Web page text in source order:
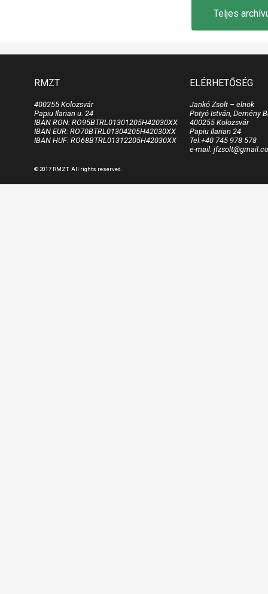
Teljes
RMZT
400255 Kolozsvár
Papiu Ilarian u. 24
IBAN RON: RO95BTRL01301205H42030XX
IBAN EUR: RO70BTRL01304205H42030XX
IBAN HUF: RO68BTRL01312205H42030XX
ELÉRHETŐSÉG
Jankó Zsolt – elnök
Potyó István, Demény
400255 Kolozsvár
Papiu Ilarian 24
Tel:+40 745 978 578
e-mail:
© 2017 RMZT. All rights reserved.